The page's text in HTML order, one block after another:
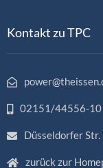
Kontakt zu TPC
02151/44556-10
Düsseldorfer
zurück zur